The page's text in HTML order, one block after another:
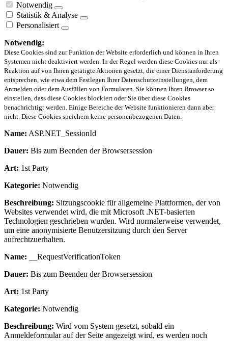
Notwendig
Statistik & Analyse
Personalisiert
Notwendig:
Diese Cookies sind zur Funktion der Website erforderlich und können in Ihren
Systemen nicht deaktiviert werden. In der Regel werden diese Cookies nur als
Reaktion auf von Ihnen getätigte Aktionen gesetzt, die einer Dienstanforderung
entsprechen, wie etwa dem Festlegen Ihrer Datenschutzeinstellungen, dem
Anmelden oder dem Ausfüllen von Formularen. Sie können Ihren Browser so
einstellen, dass diese Cookies blockiert oder Sie über diese Cookies
benachrichtigt werden. Einige Bereiche der Website funktionieren dann aber
nicht. Diese Cookies speichern keine personenbezogenen Daten.
Name: ASP.NET_SessionId
Dauer: Bis zum Beenden der Browsersession
Art: 1st Party
Kategorie: Notwendig
Beschreibung: Sitzungscookie für allgemeine Plattformen, der von
Websites verwendet wird, die mit Microsoft .NET-basierten
Technologien geschrieben wurden. Wird normalerweise verwendet,
um eine anonymisierte Benutzersitzung durch den Server
aufrechtzuerhalten.
Name: __RequestVerificationToken
Dauer: Bis zum Beenden der Browsersession
Art: 1st Party
Kategorie: Notwendig
Beschreibung: Wird vom System gesetzt, sobald ein
Anmeldeformular auf der Seite angezeigt wird, es werden noch